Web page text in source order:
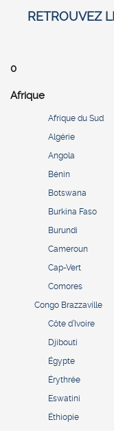
RETROUVEZ
0
Afrique
Afrique du Sud
Algérie
Angola
Bénin
Botswana
Burkina Faso
Burundi
Cameroun
Cap-Vert
Comores
Congo Brazzaville
Côte d’Ivoire
Djibouti
Égypte
Érythrée
Eswatini
Éthiopie